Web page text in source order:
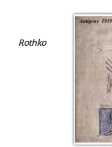
Rothko